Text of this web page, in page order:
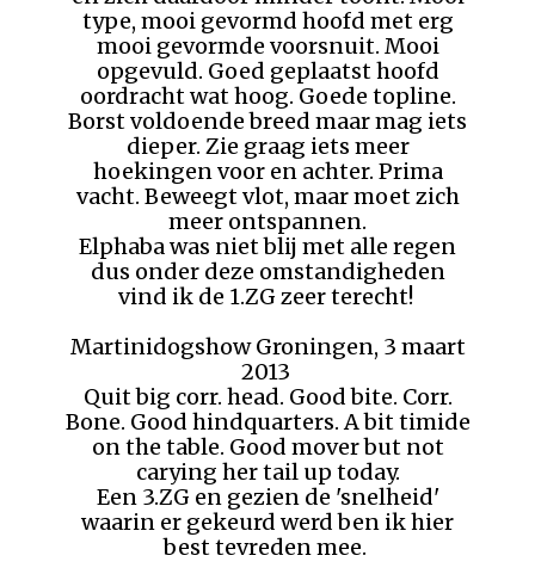
type, mooi gevormd hoofd met erg
mooi gevormde voorsnuit. Mooi
opgevuld. Goed geplaatst hoofd
oordracht wat hoog. Goede topline.
Borst voldoende breed maar mag iets
dieper. Zie graag iets meer
hoekingen voor en achter. Prima
vacht. Beweegt vlot, maar moet zich
meer ontspannen.
Elphaba was niet blij met alle regen
dus onder deze omstandigheden
vind ik de 1.ZG zeer terecht!
Martinidogshow Groningen, 3 maart
2013
Quit big corr. head. Good bite. Corr.
Bone. Good hindquarters. A bit timide
on the table. Good mover but not
carying her tail up today.
Een 3.ZG en gezien de 'snelheid'
waarin er gekeurd werd ben ik hier
best tevreden mee.